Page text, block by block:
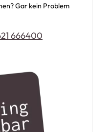
Gar kein Problem
666400